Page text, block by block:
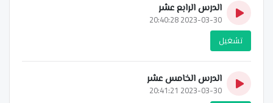
الدرس الرابع عشر
2023-03-30 20:40:28
تشغيل
الدرس الخامس عشر
2023-03-30 20:41:21